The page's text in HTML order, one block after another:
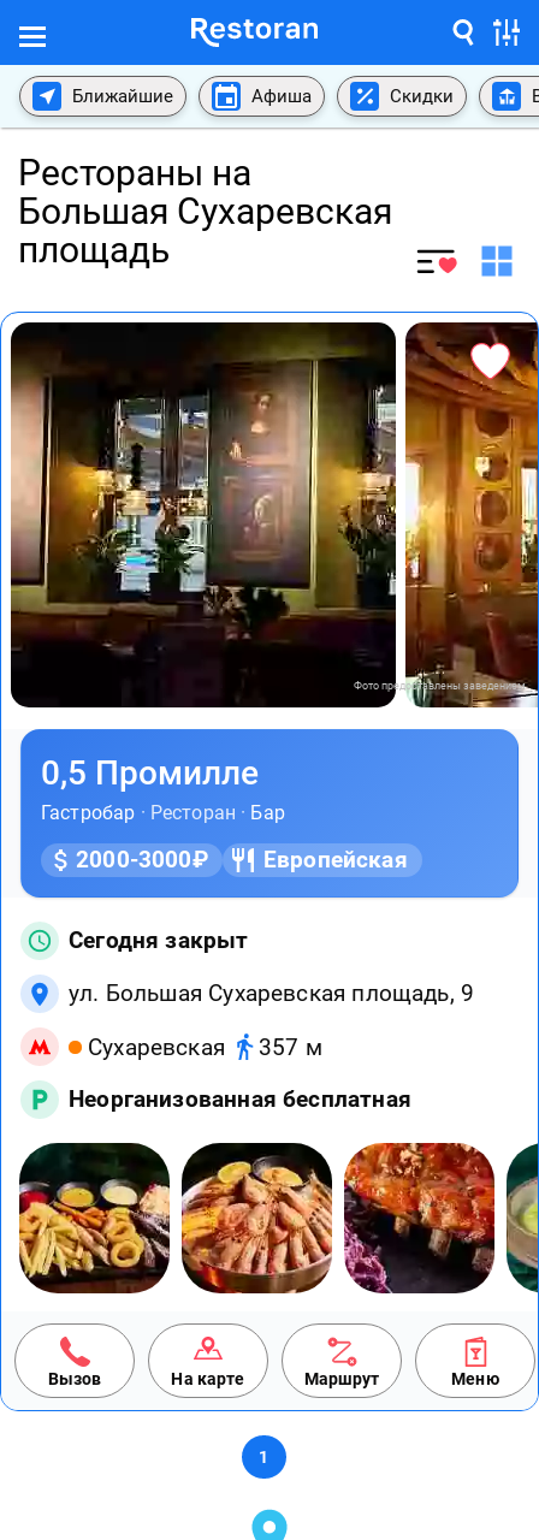
Ближайшие Афиша Скидки
Рестораны на
Большая Сухаревская
площадь
Фото предоставлены заведением
0,5 Промилле
Гастробар · Ресторан · Бар
2000-3000₽ Европейская
Сегодня закрыт
ул. Большая Сухаревская площадь, 9
Сухаревская
357 м
Неорганизованная бесплатная
Вызов На карте Маршрут Меню
1